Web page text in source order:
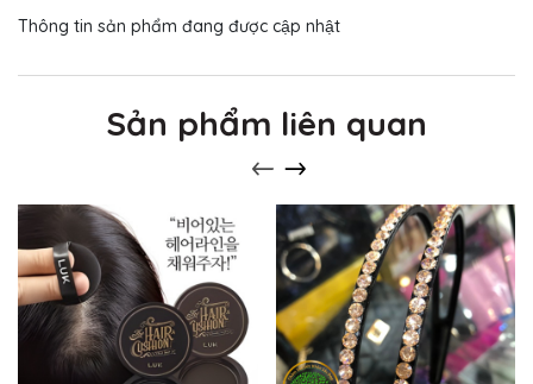
Thông tin sản phẩm đang được cập nhật
Sản phẩm liên quan